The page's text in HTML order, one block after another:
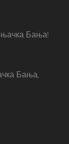
Бања!
Бања,